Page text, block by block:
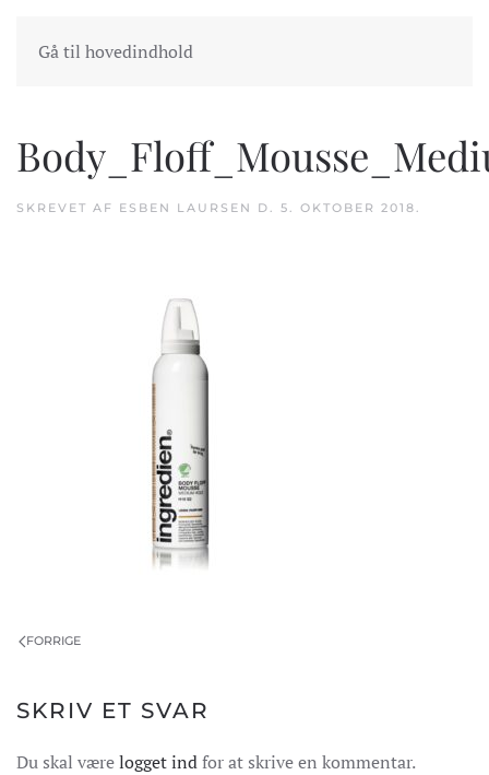
Gå til hovedindholdINDKØBSKURV
SKREVET AF ESBEN LAURSEN D. 5. OKTOBER 2018.
FORRIGE
SKRIV ET SVAR
Du skal værelogget indfor at skrive en kommentar.